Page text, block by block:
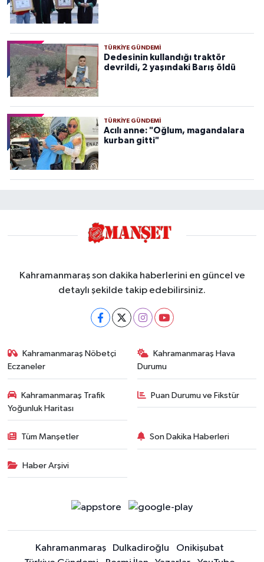
TÜRKIYE GÜNDEMI
Dedesinin kullandığı traktör
devrildi, 2 yaşındaki Barış öldü
TÜRKIYE GÜNDEMI
Acılı anne: "Oğlum, magandalara
kurban gitti"
Kahramanmaraş son dakika haberlerini en güncel ve
detaylı şekilde takip edebilirsiniz.
Kahramanmaraş Nöbetçi
Eczaneler
Kahramanmaraş Hava
Durumu
Kahramanmaraş Trafik
Yoğunluk Haritası
Puan Durumu ve Fikstür
Tüm Manşetler Son Dakika Haberleri
Haber Arşivi
Kahramanmaraş Dulkadiroğlu
Onikişubat